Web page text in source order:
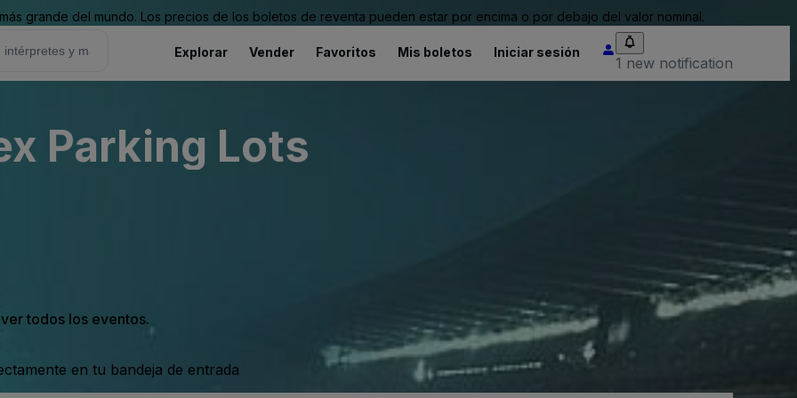
grande del mundo. Los precios de los boletos de reventa pueden estar por encima o por debajo del valor nominal.
Explorar Vender Favoritos Mis boletos Iniciar sesión
1 new notification
Parking Lots
todos los eventos.
en tu bandeja de entrada